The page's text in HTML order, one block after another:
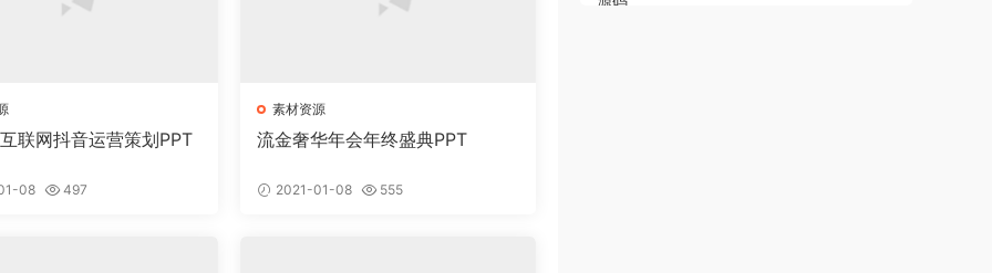
联网抖音运营策划PPT
08 497
素材资源
流金奢华年会年终盛典PPT
2021-01-08 555